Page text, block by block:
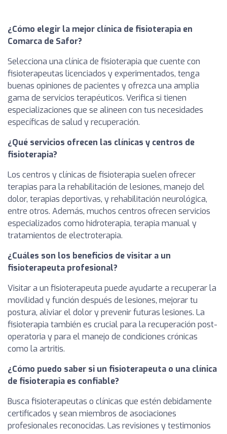
¿Cómo elegir la mejor clínica de fisioterapia en
Comarca de Safor?
Selecciona una clínica de fisioterapia que cuente con
fisioterapeutas licenciados y experimentados, tenga
buenas opiniones de pacientes y ofrezca una amplia
gama de servicios terapéuticos. Verifica si tienen
especializaciones que se alineen con tus necesidades
específicas de salud y recuperación.
¿Qué servicios ofrecen las clínicas y centros de
fisioterapia?
Los centros y clínicas de fisioterapia suelen ofrecer
terapias para la rehabilitación de lesiones, manejo del
dolor, terapias deportivas, y rehabilitación neurológica,
entre otros. Además, muchos centros ofrecen servicios
especializados como hidroterapia, terapia manual y
tratamientos de electroterapia.
¿Cuáles son los beneficios de visitar a un
fisioterapeuta profesional?
Visitar a un fisioterapeuta puede ayudarte a recuperar la
movilidad y función después de lesiones, mejorar tu
postura, aliviar el dolor y prevenir futuras lesiones. La
fisioterapia también es crucial para la recuperación post-
operatoria y para el manejo de condiciones crónicas
como la artritis.
¿Cómo puedo saber si un fisioterapeuta o una clínica
de fisioterapia es confiable?
Busca fisioterapeutas o clínicas que estén debidamente
certificados y sean miembros de asociaciones
profesionales reconocidas. Las revisiones y testimonios